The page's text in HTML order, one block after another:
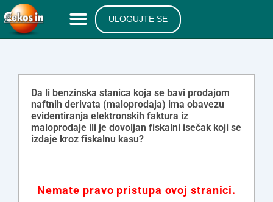
ULOGUJTE SE
Da li benzinska stanica koja se bavi prodajom
naftnih derivata (maloprodaja) ima obavezu
evidentiranja elektronskih faktura iz
maloprodaje ili je dovoljan fiskalni isečak koji se
izdaje kroz fiskalnu kasu?
Nemate pravo pristupa ovoj stranici.